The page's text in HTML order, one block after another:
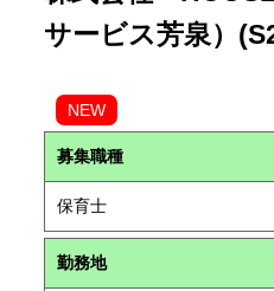
サービス芳泉）
NEW
募集職種
保育士
勤務地